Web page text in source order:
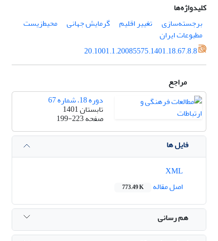
کلیدواژه‌ها
برجسته‌سازی
تغییر اقلیم گرمایش جهانی
محیط‌زیست
مطبوعات ایران
20.1001.1.20085575.1401.18.67.8.8
مراجع
دوره 18، شماره 67
تابستان 1401
صفحه199-223
فایل ها
اصل مقاله
773.49 K
هم رسانی